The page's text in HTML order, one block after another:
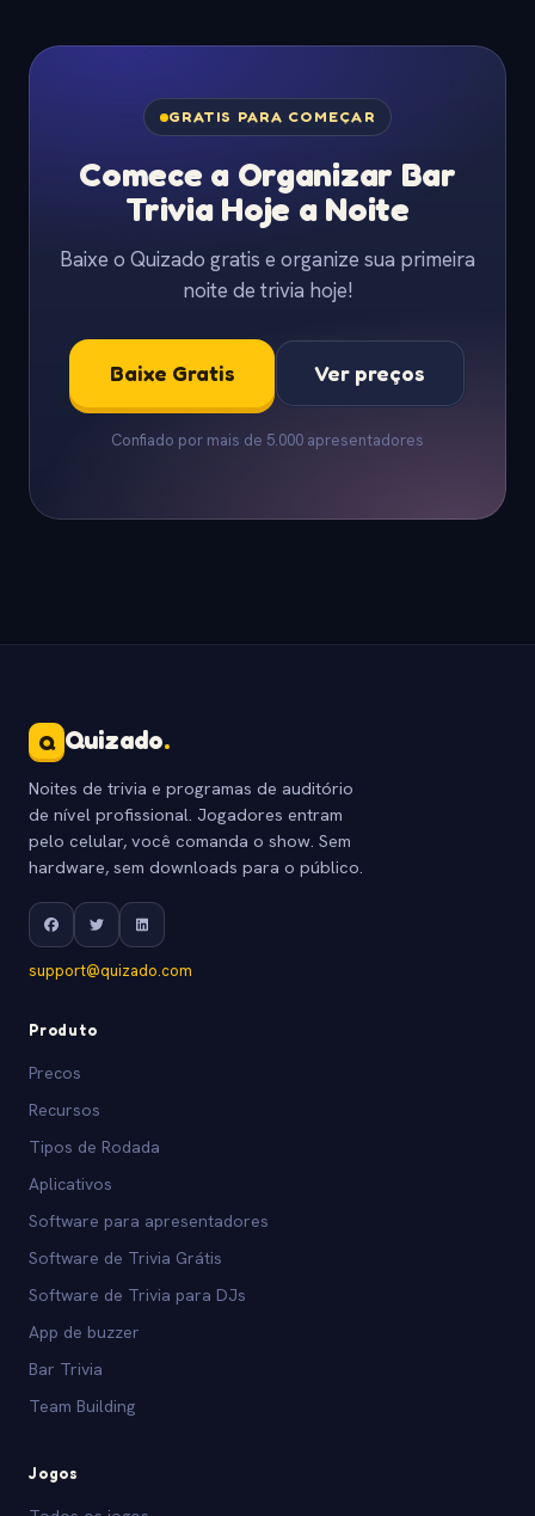
GRATIS PARA COMEÇAR
Comece a Organizar Bar
Trivia Hoje a Noite
Baixe o Quizado gratis e organize sua primeira
noite de trivia hoje!
Baixe Gratis Ver preços
Confiado por mais de 5.000 apresentadores
Q Quizado.
Noites de trivia e programas de auditório
de nível profissional. Jogadores entram
pelo celular, você comanda o show. Sem
hardware, sem downloads para o público.
support@quizado.com
Produto
Precos
Recursos
Tipos de Rodada
Aplicativos
Software para apresentadores
Software de Trivia Grátis
Software de Trivia para DJs
App de buzzer
Bar Trivia
Team Building
Jogos